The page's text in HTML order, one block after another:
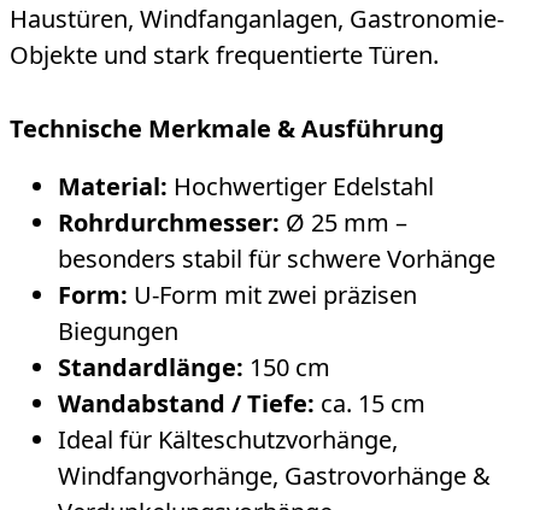
Haustüren, Windfanganlagen, Gastronomie-
Objekte und stark frequentierte Türen.
Technische Merkmale & Ausführung
Material: Hochwertiger Edelstahl
Rohrdurchmesser: Ø 25 mm –
besonders stabil für schwere Vorhänge
Form: U-Form mit zwei präzisen
Biegungen
Standardlänge: 150 cm
Wandabstand / Tiefe: ca. 15 cm
Ideal für Kälteschutzvorhänge,
Windfangvorhänge, Gastrovorhänge &